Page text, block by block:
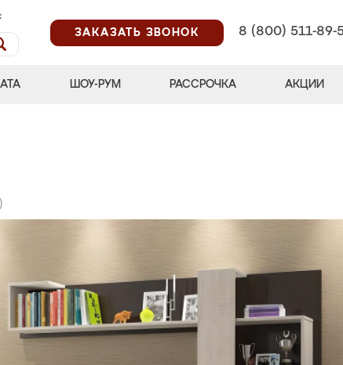
ЗАКАЗАТЬ ЗВОНОК
8 (800) 511-89-
ШОУ-РУМ РАССРОЧКА АКЦИИ